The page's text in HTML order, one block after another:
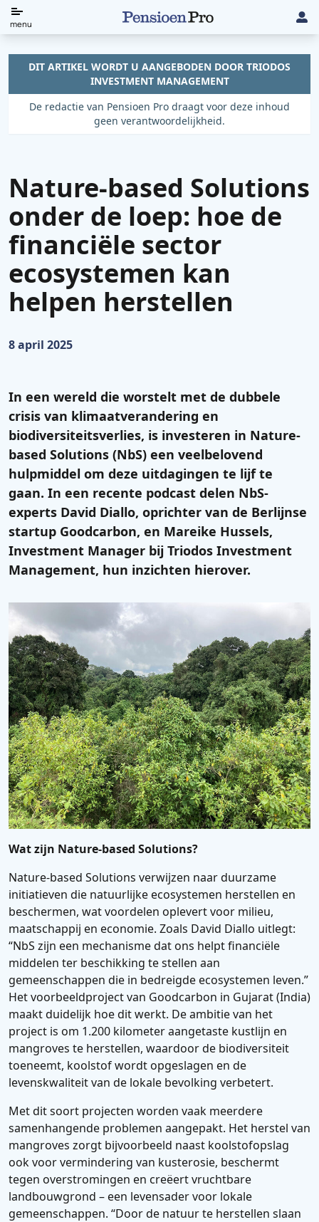
Direct
de
menu
DIT ARTIKEL WORDT U AANGEBODEN DOOR TRIODOS
INVESTMENT MANAGEMENT
De redactie van Pensioen Pro draagt voor deze inhoud
geen verantwoordelijkheid.
Nature-based Solutions
onder de loep: hoe de
financiële sector
ecosystemen kan
helpen herstellen
Gepubliceerd op:
8 april 2025
In een wereld die worstelt met de dubbele
crisis van klimaatverandering en
biodiversiteitsverlies, is investeren in Nature-
based Solutions (NbS) een veelbelovend
hulpmiddel om deze uitdagingen te lijf te
gaan. In een recente podcast delen NbS-
experts David Diallo, oprichter van de Berlijnse
startup Goodcarbon, en Mareike Hussels,
Investment Manager bij Triodos Investment
Management, hun inzichten hierover.
Wat zijn Nature-based Solutions?
Nature-based Solutions verwijzen naar duurzame
initiatieven die natuurlijke ecosystemen herstellen en
beschermen, wat voordelen oplevert voor milieu,
maatschappij en economie. Zoals David Diallo uitlegt:
“NbS zijn een mechanisme dat ons helpt financiële
middelen ter beschikking te stellen aan
gemeenschappen die in bedreigde ecosystemen leven.”
Het voorbeeldproject van Goodcarbon in Gujarat (India)
maakt duidelijk hoe dit werkt. De ambitie van het
project is om 1.200 kilometer aangetaste kustlijn en
mangroves te herstellen, waardoor de biodiversiteit
toeneemt, koolstof wordt opgeslagen en de
levenskwaliteit van de lokale bevolking verbetert.
Met dit soort projecten worden vaak meerdere
samenhangende problemen aangepakt. Het herstel van
mangroves zorgt bijvoorbeeld naast koolstofopslag
ook voor vermindering van kusterosie, beschermt
tegen overstromingen en creëert vruchtbare
landbouwgrond – een levensader voor lokale
gemeenschappen. “Door de natuur te herstellen slaan